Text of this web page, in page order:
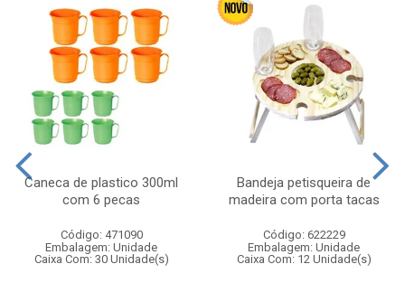
Caneca de plastico 300ml
com 6 pecas
Código: 471090
Embalagem: Unidade
Caixa Com: 30 Unidade(s)
Bandeja petisqueira de
madeira com porta tacas
Código: 622229
Embalagem: Unidade
Caixa Com: 12 Unidade(s)